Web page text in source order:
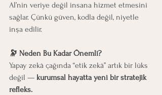
AI’nin veriye değil insana hizmet etmesini
sağlar. Çünkü güven, kodla değil, niyetle
inşa edilir.
🔭 Neden Bu Kadar Önemli?
Yapay zekâ çağında “etik zekâ” artık bir lüks
değil — kurumsal hayatta yeni bir stratejik
refleks.